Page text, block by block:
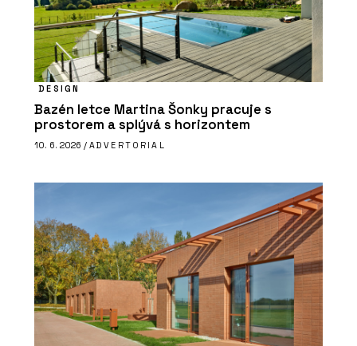
DESIGN
Bazén letce Martina Šonky pracuje s
prostorem a splývá s horizontem
10. 6. 2026 / ADVERTORIAL